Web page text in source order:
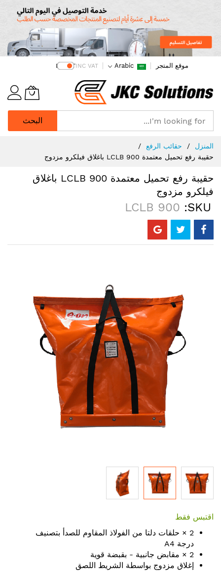
موقع المتجر Arabic
INC VAT
EX VAT
البحث
Skip
Content
المنزل
حقائب الرفع
حقيبة رفع تحميل معتمدة LCLB 900 باغلاق فيلكرو مزدوج
حقيبة رفع تحميل معتمدة LCLB 900 باغلاق
فيلكرو مزدوج
SKU
LCLB 900
to
beginning
the
images
اقتبس فقط
2 × حلقات دلتا من الفولاذ المقاوم للصدأ بتصنيف
درجة A4
2 × مقابض جانبية - بقبضة قوية
إغلاق مزدوج بواسطة الشريط اللصق